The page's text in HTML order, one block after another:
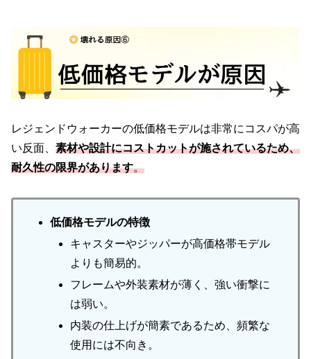
レジェンドウォーカーの低価格モデルは非常にコスパが高
い反面、 素材や設計にコストカットが施されているため、
耐久性の限界があります。
低価格モデルの特徴
キャスターやジッパーが高価格帯モデル
よりも簡易的。
フレームや外装素材が薄く、強い衝撃に
は弱い。
内装の仕上げが簡素であるため、頻繁な
使用には不向き。